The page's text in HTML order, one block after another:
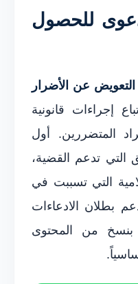
للحصول
التعويض عن الأضرار
إجراءات قانونية
المتضررين. أول
تدعم القضية،
التي تسببت في
بطلان الادعاءات
بنسخ من المحتوى